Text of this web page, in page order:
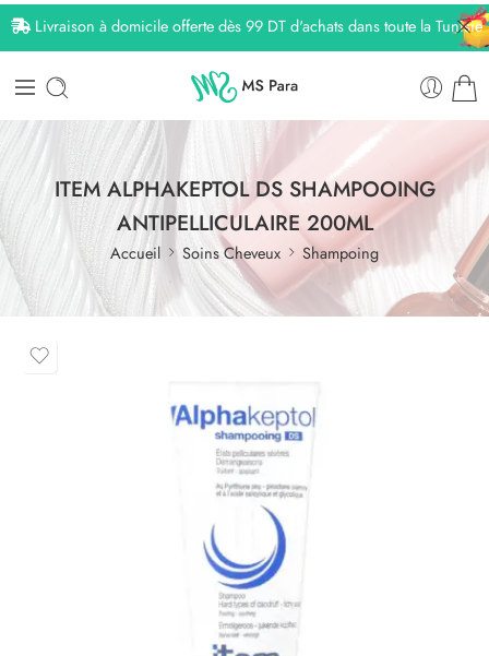
Livraison à domicile offerte dès 99 DT d'achats dans toute la Tunisie
ITEM ALPHAKEPTOL DS SHAMPOOING
ANTIPELLICULAIRE 200ML
Accueil Soins Cheveux Shampoing